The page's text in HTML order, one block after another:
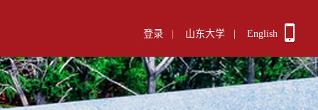
登录 山东大学 English